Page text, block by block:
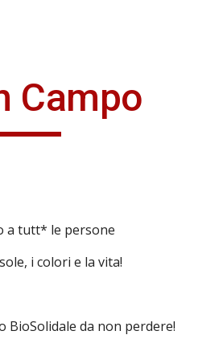
Campo
a tutt* le persone
i colori e la vita!
BioSolidale da non perdere!